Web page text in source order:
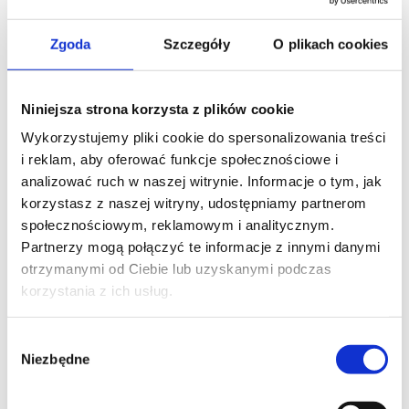
Zgoda Szczegóły O plikach cookies
Niniejsza strona korzysta z plików cookie
Wykorzystujemy pliki cookie do spersonalizowania treści
i reklam, aby oferować funkcje społecznościowe i
analizować ruch w naszej witrynie. Informacje o tym, jak
korzystasz z naszej witryny, udostępniamy partnerom
społecznościowym, reklamowym i analitycznym.
Partnerzy mogą połączyć te informacje z innymi danymi
otrzymanymi od Ciebie lub uzyskanymi podczas
korzystania z ich usług.
zgody
Niezbędne
WOJEWÓDZTWO*
FIRMA
TREŚĆ WIADOMOŚCI*